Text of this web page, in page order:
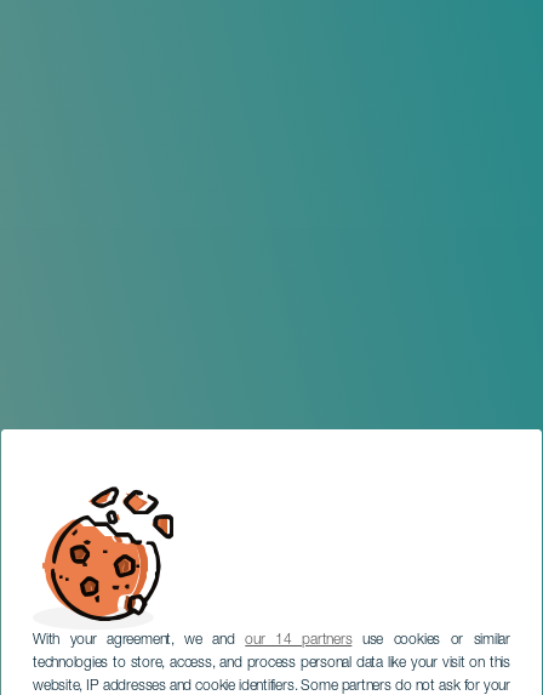
With your agreement, we andour 14 partnersuse cookies or similar
technologies to store, access, and process personal data like your visit on this
website, IP addresses and cookie identifiers. Some partners do not ask for your